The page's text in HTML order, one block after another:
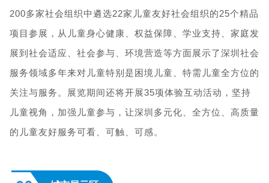
200多家社会组织中遴选22家儿童友好社会组织的25个精品
项目参展，从儿童身心健康、权益保障、学业支持、家庭发
展到社会适应、社会参与、环境营造等方面展示了深圳社会
服务领域多年来对儿童特别是困境儿童、特需儿童全方位的
关注与服务。展览期间还将开展35项体验互动活动，坚持
儿童视角，加强儿童参与，让深圳多元化、全方位、高质量
的儿童友好服务可看、可触、可感。